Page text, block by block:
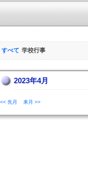
すべて 学校行事
2023年4月
<< 先月 来月 >>